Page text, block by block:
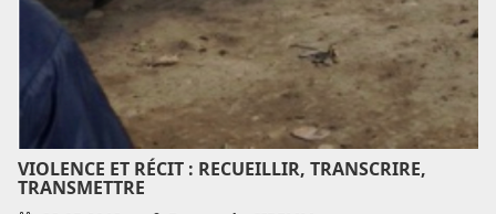
VIOLENCE ET RÉCIT : RECUEILLIR, TRANSCRIRE,
TRANSMETTRE